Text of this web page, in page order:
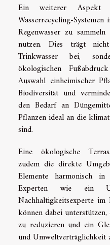
Ein weiterer
Wasserrecycling-
Regenwasser zu
nutzen. Dies trägt
Trinkwasser bei,
ökologischen
Auswahl einheimischer
Biodiversität und
den Bedarf an
Pflanzen ideal an die
sind.
Eine ökologische
zudem die direkte
Elemente harmonisch in
Experten wie ein
Nachhaltigkeitsexperte im
können dabei
zu reduzieren und ein
und Umweltverträglichkeit